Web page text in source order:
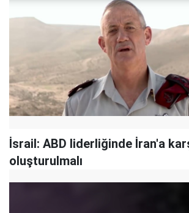
İsrail: ABD liderliğinde İran'a
oluşturulmalı